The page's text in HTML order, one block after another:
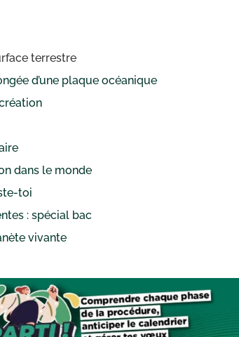
terrestre
d’une plaque océanique
dans le monde
toi
: spécial bac
vivante